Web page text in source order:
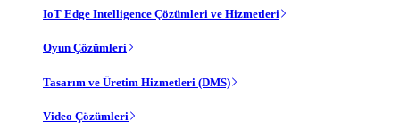
IoT Edge Intelligence Çözümleri ve Hizmetleri
Oyun Çözümleri
Tasarım ve Üretim Hizmetleri (DMS)
Video Çözümleri